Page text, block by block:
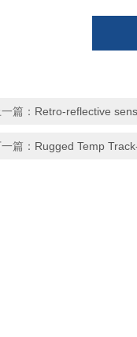
一篇： Retro-reflective
篇： Rugged Temp